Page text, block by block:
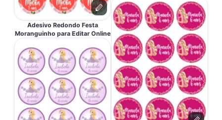
Adesivo Redondo Festa
Moranguinho para Editar Online